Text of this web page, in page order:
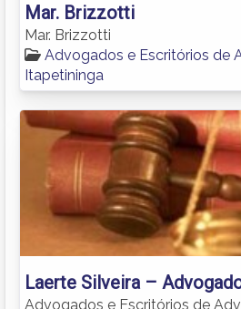
Mar. Brizzotti
Mar. Brizzotti
Advogados e Escritórios de
Itapetininga
Laerte Silveira –
Advogados e Escritórios de